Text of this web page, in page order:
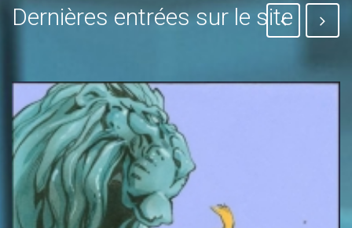
Dernières entrées sur le site